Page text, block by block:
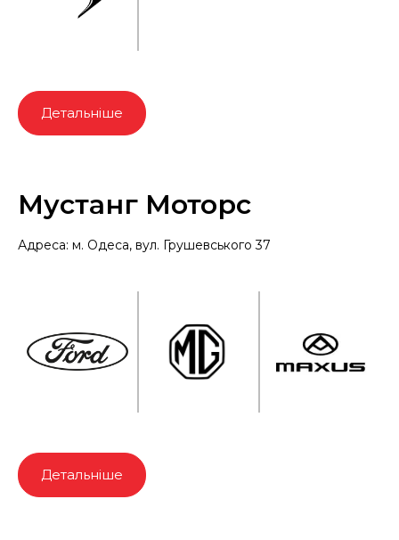
Детальніше
Мустанг Моторс
Адреса: м. Одеса, вул. Грушевського 37
Детальніше